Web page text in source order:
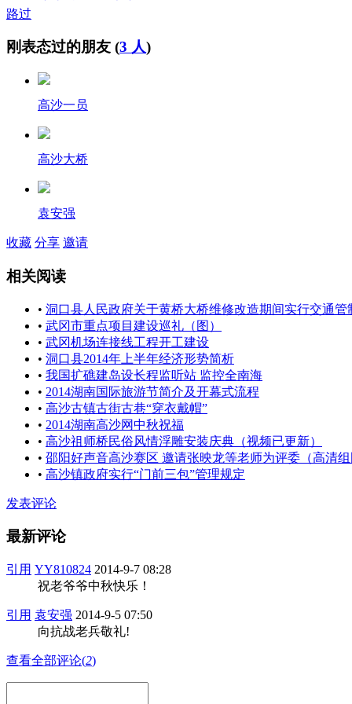
路过
刚表态过的朋友 (3 人)
高沙一员
高沙大桥
袁安强
收藏 分享 邀请
相关阅读
• 洞口县人民政府关于黄桥大桥维修改造期间实行交通管
• 武冈市重点项目建设巡礼（图）
• 武冈机场连接线工程开工建设
• 洞口县2014年上半年经济形势简析
• 我国扩礁建岛设长程监听站 监控全南海
• 2014湖南国际旅游节简介及开幕式流程
• 高沙古镇古街古巷“穿衣戴帽”
• 2014湖南高沙网中秋祝福
• 高沙祖师桥民俗风情浮雕安装庆典（视频已更新）
• 邵阳好声音高沙赛区 邀请张映龙等老师为评委（高清
• 高沙镇政府实行“门前三包”管理规定
发表评论
最新评论
引用 YY810824 2014-9-7 08:28
祝老爷爷中秋快乐！
引用 袁安强 2014-9-5 07:50
向抗战老兵敬礼!
查看全部评论(2)